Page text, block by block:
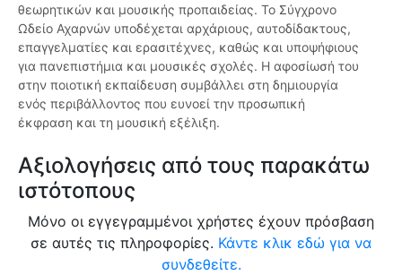
θεωρητικών και μουσικής προπαιδείας. Το Σύγχρονο
Ωδείο Αχαρνών υποδέχεται αρχάριους, αυτοδίδακτους,
επαγγελματίες και ερασιτέχνες, καθώς και υποψήφιους
για πανεπιστήμια και μουσικές σχολές. Η αφοσίωσή του
στην ποιοτική εκπαίδευση συμβάλλει στη δημιουργία
ενός περιβάλλοντος που ευνοεί την προσωπική
έκφραση και τη μουσική εξέλιξη.
Αξιολογήσεις από τους παρακάτω
ιστότοπους
Μόνο οι εγγεγραμμένοι χρήστες έχουν πρόσβαση
σε αυτές τις πληροφορίες. Κάντε κλικ εδώ για να
συνδεθείτε.